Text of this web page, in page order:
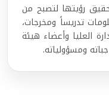
رؤيتها لتصبح من
تدريساً ومخرجات،
العليا وأعضاء هيئة
ومسؤولياته.